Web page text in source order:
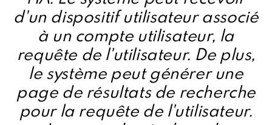
d'un dispositif utilisateur associé
à un compte utilisateur, la
requête de l'utilisateur. De plus,
le système peut générer une
page de résultats de recherche
pour la requête de l'utilisateur.